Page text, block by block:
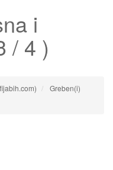
i
/ 4 )
Greben(i)